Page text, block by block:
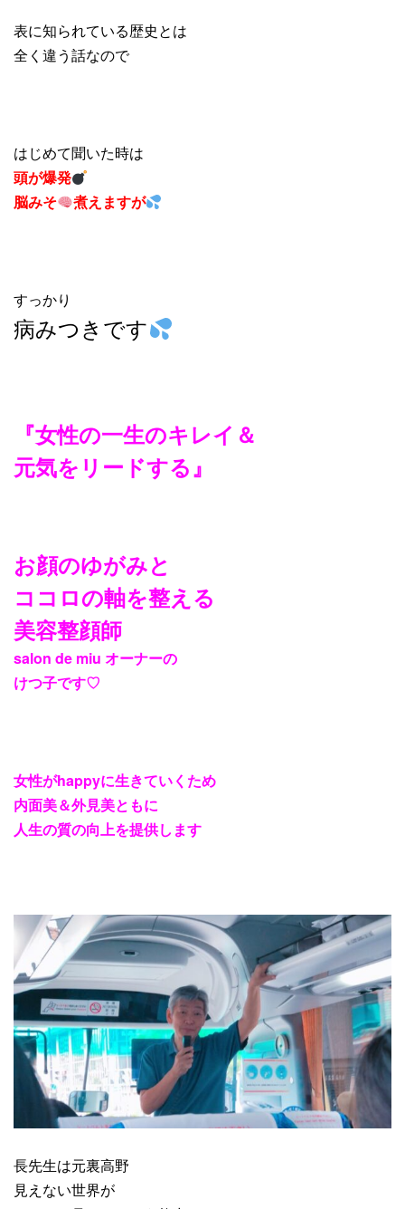
表に知られている歴史とは
全く違う話なので
はじめて聞いた時は
頭が爆発
脳みそ
煮えますが
すっかり
病みつきです
『女性の一生のキレイ＆
元気をリードする』
お顔のゆがみと
ココロの軸を整える
美容整顔師
salon de miu オーナーの
けつ子です♡
女性がhappyに生きていくため
内面美＆外見美ともに
人生の質の向上を提供します
長先生は元裏高野
見えない世界が